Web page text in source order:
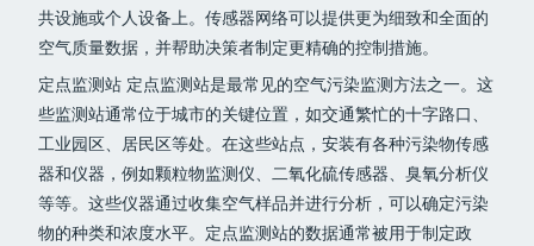
共设施或个人设备上。传感器网络可以提供更为细致和全面的
空气质量数据，并帮助决策者制定更精确的控制措施。
定点监测站 定点监测站是最常见的空气污染监测方法之一。这
些监测站通常位于城市的关键位置，如交通繁忙的十字路口、
工业园区、居民区等处。在这些站点，安装有各种污染物传感
器和仪器，例如颗粒物监测仪、二氧化硫传感器、臭氧分析仪
等等。这些仪器通过收集空气样品并进行分析，可以确定污染
物的种类和浓度水平。定点监测站的数据通常被用于制定政